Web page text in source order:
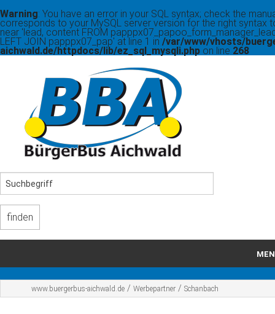
Warning: You have an error in your SQL syntax; check the
corresponds to your MySQL server version for the right syntax
near 'lead, content FROM
LEFT JOIN papppx07_pap' at line 1 in /var/www/vhosts/
aichwald.de/httpdocs/lib/ez_sql_mysqli.php on line 268
Startseite
www.buergerbus-aichwald.de / Werbepartner / Schanbach